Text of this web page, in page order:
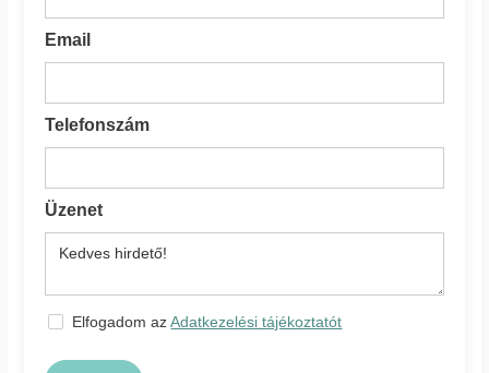
Email
Telefonszám
Üzenet
Elfogadom azAdatkezelési tájékoztatót